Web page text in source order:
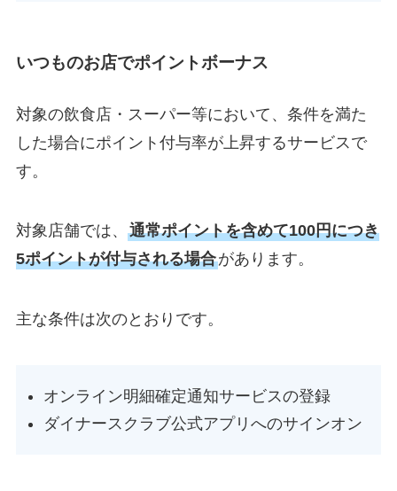
いつものお店でポイントボーナス
対象の飲食店・スーパー等において、条件を満た
した場合にポイント付与率が上昇するサービスで
す。
対象店舗では、 通常ポイントを含めて100円につき
5ポイントが付与される場合があります。
主な条件は次のとおりです。
オンライン明細確定通知サービスの登録
ダイナースクラブ公式アプリへのサインオン